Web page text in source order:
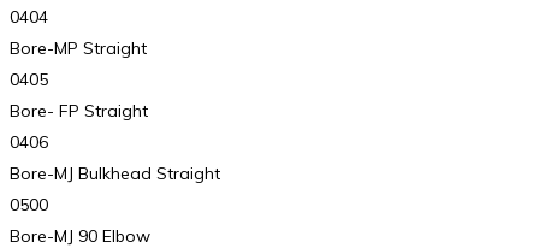
0404
Bore-MP Straight
0405
Bore- FP Straight
0406
Bore-MJ Bulkhead Straight
0500
Bore-MJ 90 Elbow